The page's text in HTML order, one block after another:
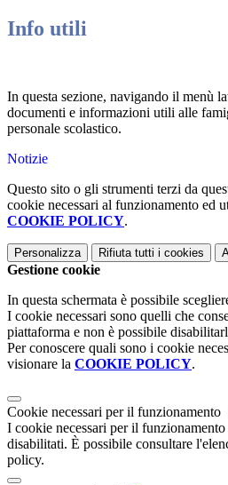
Info utili
In questa sezione, navigando il menù
documenti e informazioni utili alle
personale scolastico.
Notizie
Questo sito o gli strumenti terzi da
cookie necessari al funzionamento ed
COOKIE POLICY.
Personalizza Rifiuta tutti i cookies
Gestione cookie
In questa schermata è possibile
I cookie necessari sono quelli che
piattaforma e non è possibile
Per conoscere quali sono i cookie
visionare la COOKIE POLICY.
Cookie necessari per il funzionamento
I cookie necessari per il funzionamento
disabilitati. È possibile consultare
policy.